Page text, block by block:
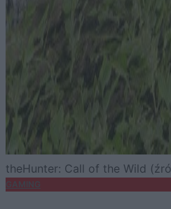
theHunter: Call of the Wild